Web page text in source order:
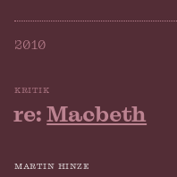
2010
kritik
re: Macbeth
martin hinze